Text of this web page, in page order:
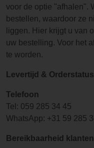
voor de optie "afhalen".
bestellen, waardoor ze
liggen. Hier krijgt u van
uw bestelling. Voor het
te worden.
Levertijd &
Telefoon
Tel: 059 285 34 45
WhatsApp: +31 59 285
Bereikbaarheid